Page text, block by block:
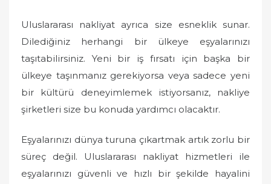
Uluslararası nakliyat ayrıca size esneklik sunar.
Dilediğiniz herhangi bir ülkeye eşyalarınızı
taşıtabilirsiniz. Yeni bir iş fırsatı için başka bir
ülkeye taşınmanız gerekiyorsa veya sadece yeni
bir kültürü deneyimlemek istiyorsanız, nakliye
şirketleri size bu konuda yardımcı olacaktır.
Eşyalarınızı dünya turuna çıkartmak artık zorlu bir
süreç değil. Uluslararası nakliyat hizmetleri ile
eşyalarınızı güvenli ve hızlı bir şekilde hayalini